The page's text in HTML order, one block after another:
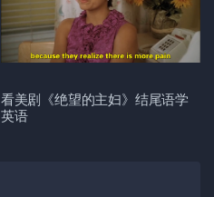
看美剧《绝望的主妇》结尾语学
英语